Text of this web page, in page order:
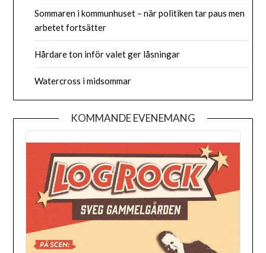
Sommaren i kommunhuset – när politiken tar paus men
arbetet fortsätter
Hårdare ton inför valet ger låsningar
Watercross i midsommar
KOMMANDE EVENEMANG